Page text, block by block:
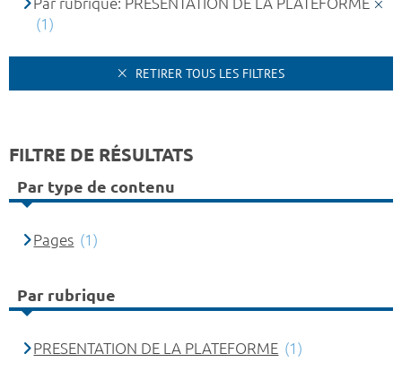
Par rubrique: PRESENTATION DE LA PLATEFORME
(1)
RETIRER TOUS LES FILTRES
FILTRE DE RÉSULTATS
Par type de contenu
Pages (1)
Par rubrique
PRESENTATION DE LA PLATEFORME (1)